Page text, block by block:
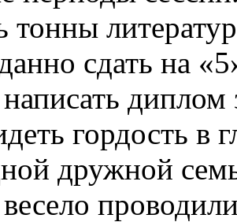
тонны
сдать на
гордость в
дружной
весело